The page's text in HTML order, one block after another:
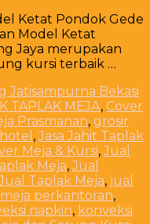
Ketat Pondok Gede
Model Ketat
Jaya merupakan
kursi terbaik …
TAPLAK MEJA, Cover
Prasmanan, grosir
,Jasa Jahit Taplak
Meja & Kursi,Jual
Meja,Jual
Taplak Meja, jual
perkantoran,
napkin, konveksi